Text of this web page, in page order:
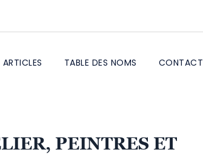
ARTICLES TABLE DES NOMS CONTACT
PEINTRES ET